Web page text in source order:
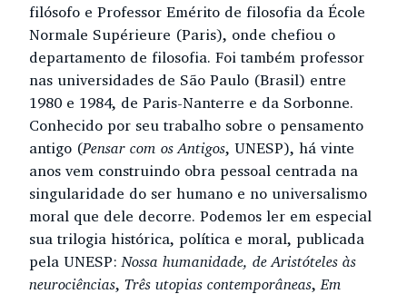
filósofo e Professor Emérito de filosofia da École
Normale Supérieure (Paris), onde chefiou o
departamento de filosofia. Foi também professor
nas universidades de São Paulo (Brasil) entre
1980 e 1984, de Paris-Nanterre e da Sorbonne.
Conhecido por seu trabalho sobre o pensamento
antigo (Pensar com os Antigos, UNESP), há vinte
anos vem construindo obra pessoal centrada na
singularidade do ser humano e no universalismo
moral que dele decorre. Podemos ler em especial
sua trilogia histórica, política e moral, publicada
pela UNESP:Nossa humanidade, de Aristóteles às
neurociências, Três utopias contemporâneas,Em